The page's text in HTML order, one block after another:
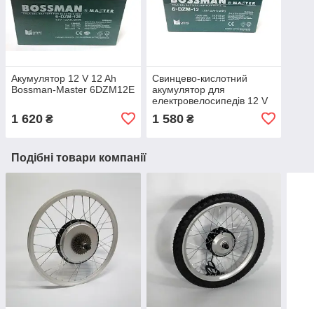
Акумулятор 12 V 12 Ah
Bossman-Master 6DZM12E
1 620 ₴
Свинцево-кислотний
акумулятор для
електровелосипедів 12 V
6DZM12
1 580₴
Подібні товари компанії